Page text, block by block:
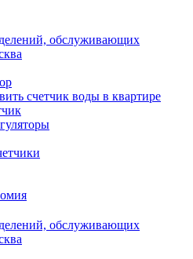
обслуживающих
счетчик воды в квартире
обслуживающих